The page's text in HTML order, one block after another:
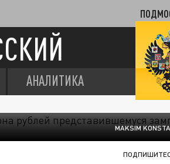
АНАЛИТИКА
MAKSIM